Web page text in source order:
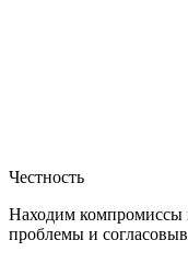
Честность
Находим компромиссы
проблемы и